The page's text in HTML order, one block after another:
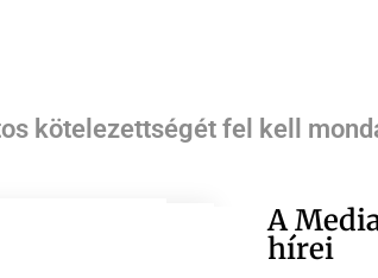
kötelezettségét fel kell
A
hírei